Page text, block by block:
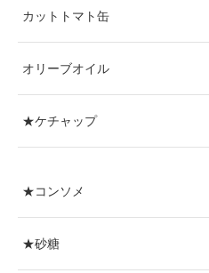
カットトマト缶
オリーブオイル
★ケチャップ
★コンソメ
★砂糖